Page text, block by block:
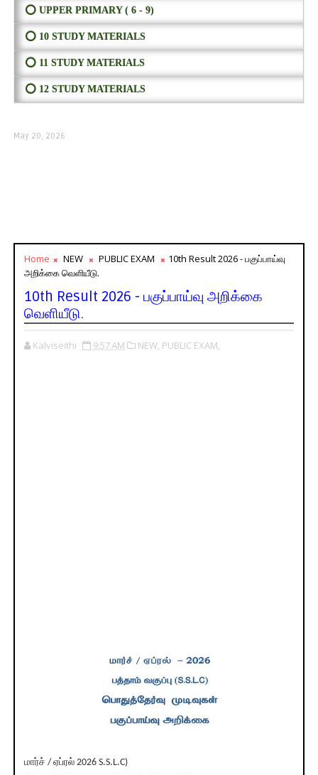
⭕ UPPER PRIMARY ( 6 - 9)
⭕ 10 STUDY MATERIALS
⭕ 11 STUDY MATERIALS
⭕ 12 STUDY MATERIALS
May 20, 2026
Home NEW PUBLIC EXAM
10th Result 2026 - பகுப்பாய்வு
அறிக்கை வெளியீடு.
10th Result 2026 - பகுப்பாய்வு அறிக்கை
வெளியீடு.
Kalviseithi 9:57 AM NEW, PUBLIC EXAM,
மார்ச் / ஏப்ரல் 2026 S.S.L.C)